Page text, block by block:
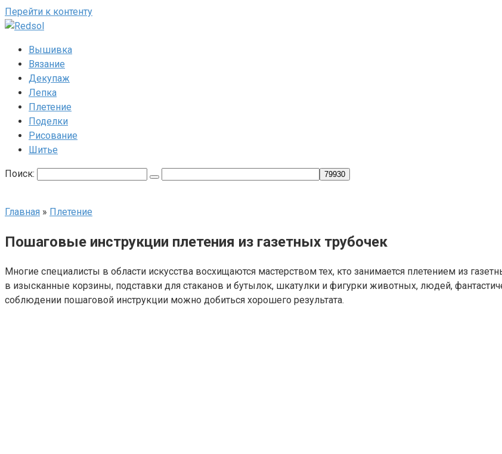
Перейти к контенту
Вышивка
Вязание
Декупаж
Лепка
Плетение
Поделки
Рисование
Шитье
Поиск:
Главная » Плетение
Пошаговые инструкции плетения из газетных трубочек
Многие специалисты в области искусства восхищаются мастерством тех, кто занимается плетением из
в изысканные корзины, подставки для стаканов и бутылок, шкатулки и фигурки животных, людей,
соблюдении пошаговой инструкции можно добиться хорошего результата.